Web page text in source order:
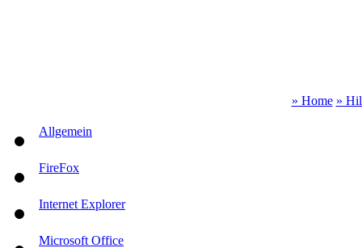
» Home »
Allgemein
FireFox
Internet Explorer
Microsoft Office